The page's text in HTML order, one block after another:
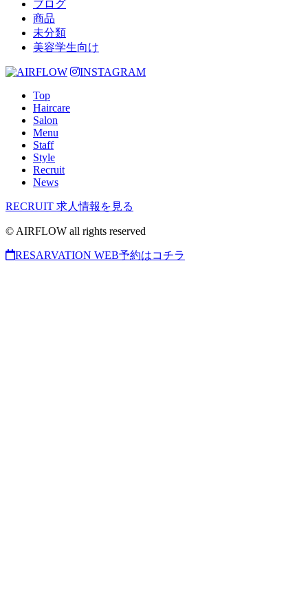
ブログ
商品
未分類
美容学生向け
INSTAGRAM
Top
Haircare
Salon
Menu
Staff
Style
Recruit
News
RECRUIT 求人情報を見る
© AIRFLOW all rights reserved
RESARVATION WEB予約はコチラ